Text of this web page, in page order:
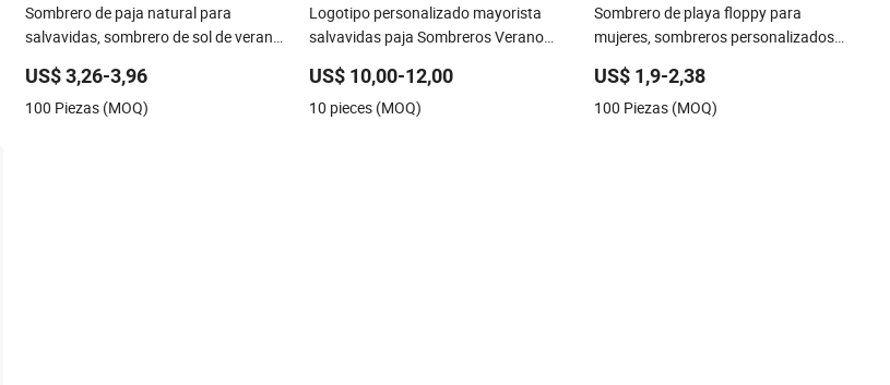
Sombrero de paja natural para
salvavidas, sombrero de sol de verano
personalizado, sombrero de playa
estilo safari Panamá
US$ 3,26-3,96
100 Piezas (MOQ)
Logotipo personalizado mayorista
salvavidas paja Sombreros Verano
ancha sombrero de fiesta de hierba
natural
US$ 10,00-12,00
10 pieces (MOQ)
Sombrero de playa floppy para
mujeres, sombreros personalizados
ala ancha
US$ 1,9-2,38
100 Piezas (MOQ)